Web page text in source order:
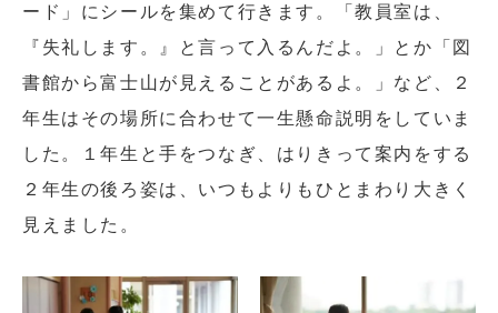
ード」にシールを集めて行きます。「教員室は、
『失礼します。』と言って入るんだよ。」とか「図
書館から富士山が見えることがあるよ。」など、２
年生はその場所に合わせて一生懸命説明をしていま
した。１年生と手をつなぎ、はりきって案内をする
２年生の後ろ姿は、いつもよりもひとまわり大きく
見えました。